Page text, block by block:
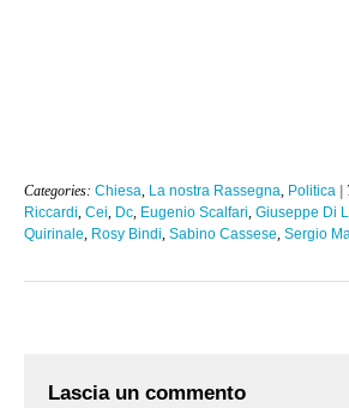
Categories: Chiesa La nostra Rassegna Politica |
Riccardi Cei Dc Eugenio Scalfari Giuseppe Di
Quirinale Rosy Bindi Sabino Cassese Sergio
Lascia un commento